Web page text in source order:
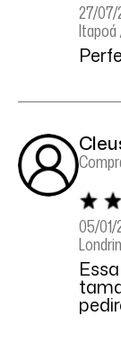
27/07/
Itapoá
05/01/